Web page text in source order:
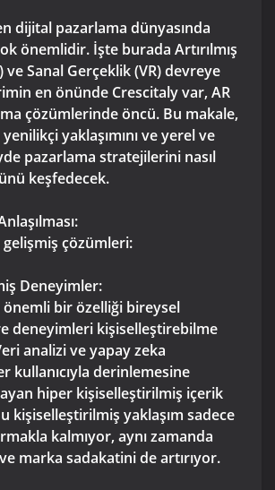
dijital pazarlama dünyasında
önemlidir. İşte burada Artırılmış
ve Sanal Gerçeklik (VR) devreye
en önünde Crescitaly var, AR
çözümlerinde öncü. Bu makale,
yaklaşımını ve yerel ve
pazarlama stratejilerini nasıl
keşfedecek.
çözümleri:
Deneyimler:
bir özelliği bireysel
deneyimleri kişiselleştirebilme
analizi ve yapay zeka
kullanıcıyla derinlemesine
hiper kişiselleştirilmiş içerik
kişiselleştirilmiş yaklaşım sadece
kalmıyor, aynı zamanda
marka sadakatini de artırıyor.